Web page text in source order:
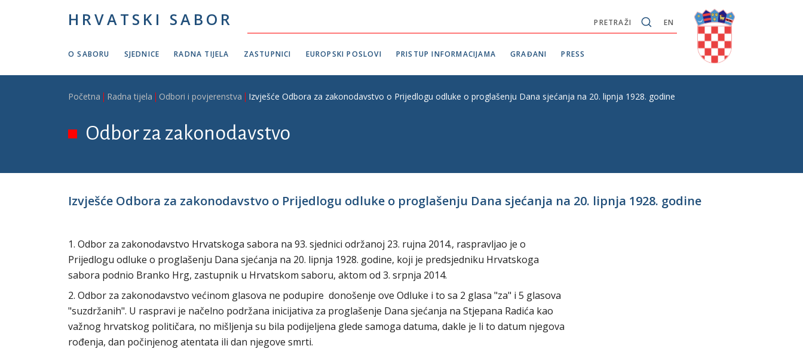
HRVATSKI SABOR EN
PRETRAŽI
O SABORU SJEDNICE RADNA TIJELA ZASTUPNICI EUROPSKI POSLOVI PRISTUP INFORMACIJAMA GRAĐANI PRESS
Breadcrumb
Početna Radna tijela Odbori i povjerenstva Izvješće Odbora za zakonodavstvo o Prijedlogu odluke o proglašenju Dana sjećanja na 20. lipnja 1928. godine
Odbor za zakonodavstvo
Izvješće Odbora za zakonodavstvo o Prijedlogu odluke o proglašenju Dana sjećanja na 20. lipnja 1928. godine
1. Odbor za zakonodavstvo Hrvatskoga sabora na 93. sjednici održanoj 23. rujna 2014., raspravljao je o
Prijedlogu odluke o proglašenju Dana sjećanja na 20. lipnja 1928. godine, koji je predsjedniku Hrvatskoga
sabora podnio Branko Hrg, zastupnik u Hrvatskom saboru, aktom od 3. srpnja 2014.
2. Odbor za zakonodavstvo većinom glasova ne podupire donošenje ove Odluke i to sa 2 glasa "za" i 5 glasova
"suzdržanih". U raspravi je načelno podržana inicijativa za proglašenje Dana sjećanja na Stjepana Radića kao
važnog hrvatskog političara, no mišljenja su bila podijeljena glede samoga datuma, dakle je li to datum njegova
rođenja, dan počinjenog atentata ili dan njegove smrti.